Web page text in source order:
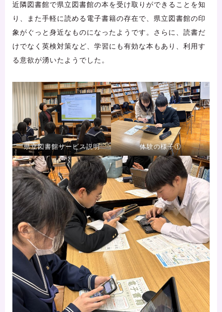
近隣図書館で県立図書館の本を受け取りができることを知
り、また手軽に読める電子書籍の存在で、県立図書館の印
象がぐっと身近なものになったようです。さらに、読書だ
けでなく英検対策など、学習にも有効な本もあり、利用す
る意欲が湧いたようでした。
県立図書館サービス説明 体験の様子①